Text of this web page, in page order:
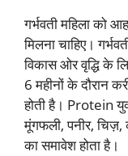
गर्भवती महिला को
मिलना चाहिए।
विकास ओर वृद्धि के
6 महीनों के दौरान
होती है। Protein
मूंगफली, पनीर,
का समावेश होता है।